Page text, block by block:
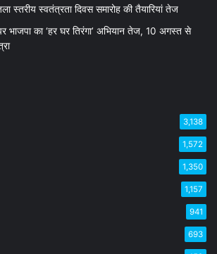
स्तरीय स्वतंत्रता दिवस समारोह की तैयारियां तेज
भाजपा का ‘हर घर तिरंगा’ अभियान तेज, 10 अगस्त से
3,138
1,572
1,350
1,157
941
693